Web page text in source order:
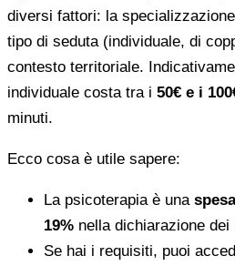
diversi fattori: la
tipo di seduta (individuale, di
contesto territoriale.
individuale costa tra i 50€ e i
minuti.
Ecco cosa è utile sapere:
La psicoterapia è una
19% nella dichiarazione dei
Se hai i requisiti, puoi